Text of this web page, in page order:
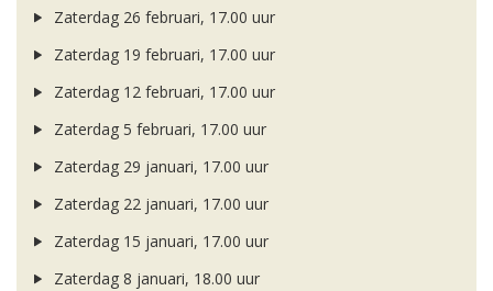
Zaterdag 26 februari, 17.00 uur
Zaterdag 19 februari, 17.00 uur
Zaterdag 12 februari, 17.00 uur
Zaterdag 5 februari, 17.00 uur
Zaterdag 29 januari, 17.00 uur
Zaterdag 22 januari, 17.00 uur
Zaterdag 15 januari, 17.00 uur
Zaterdag 8 januari, 18.00 uur